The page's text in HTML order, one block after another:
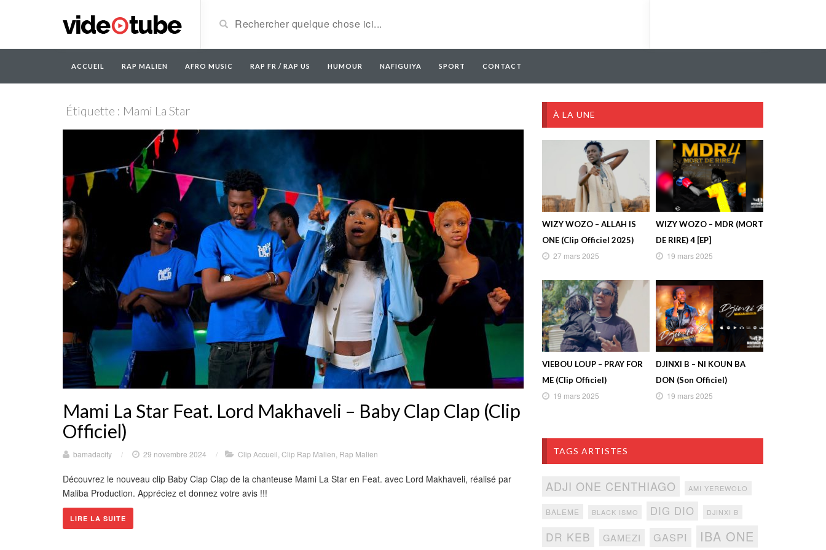
ACCUEIL RAP MALIEN AFRO MUSIC RAP FR / RAP US HUMOUR NAFIGUIYA SPORT CONTACT
Étiquette : Mami La Star
Mami La Star Feat. Lord Makhaveli – Baby Clap Clap (Clip
Officiel)
bamadacity / 29 novembre 2024 / Clip Accueil Clip Rap Malien Rap Malien
Découvrez le nouveau clip Baby Clap Clap de la chanteuse Mami La Star en Feat. avec ‪Lord Makhaveli, réalisé par
Maliba Production. Appréciez et donnez votre avis !!!
LIRE LA SUITE
À LA UNE
WIZY WOZO – ALLAH IS
ONE (Clip Officiel 2025)
27 mars 2025
WIZY WOZO – MDR (MORT
DE RIRE) 4 [EP]
19 mars 2025
VIEBOU LOUP – PRAY FOR
ME (Clip Officiel)
19 mars 2025
DJINXI B – NI KOUN BA
DON (Son Officiel)
19 mars 2025
TAGS ARTISTES
ADJI ONE CENTHIAGO AMI YEREWOLO
BALEME BLACK ISMO DIG DIO DJINXI B
DR KEB GAMEZI GASPI IBA ONE